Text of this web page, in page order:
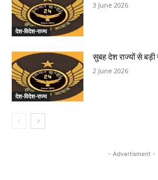
देश-विदेश-राज्य
3 June 2026
देश-विदेश-राज्य
सुबह देश राज्यों से
2 June 2026
- Advertisment -